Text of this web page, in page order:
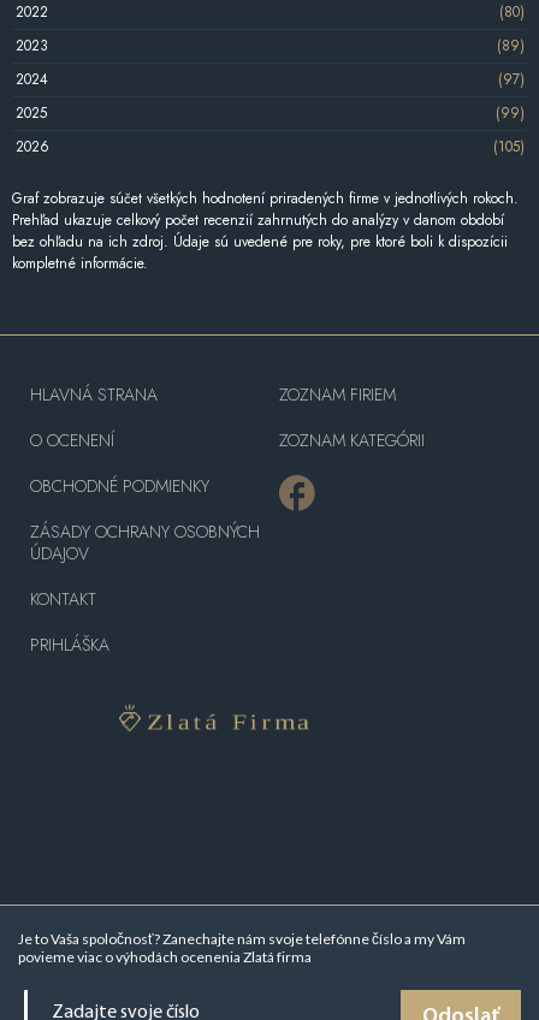
2022
(80)
2023
(89)
2024
(97)
2025
(99)
2026
(105)
Graf zobrazuje súčet všetkých hodnotení priradených firme v jednotlivých rokoch.
Prehľad ukazuje celkový počet recenzií zahrnutých do analýzy v danom období
bez ohľadu na ich zdroj. Údaje sú uvedené pre roky, pre ktoré boli k dispozícii
kompletné informácie.
Je to Vaša spoločnosť? Zanechajte nám svoje telefónne číslo a my Vám
povieme viac ovýhodách ocenenia Zlatá firma
HLAVNÁ STRANA
O OCENENÍ
OBCHODNÉ PODMIENKY
ZÁSADY OCHRANY OSOBNÝCH
ÚDAJOV
KONTAKT
PRIHLÁŠKA
ZOZNAM FIRIEM
ZOZNAM KATEGÓRII